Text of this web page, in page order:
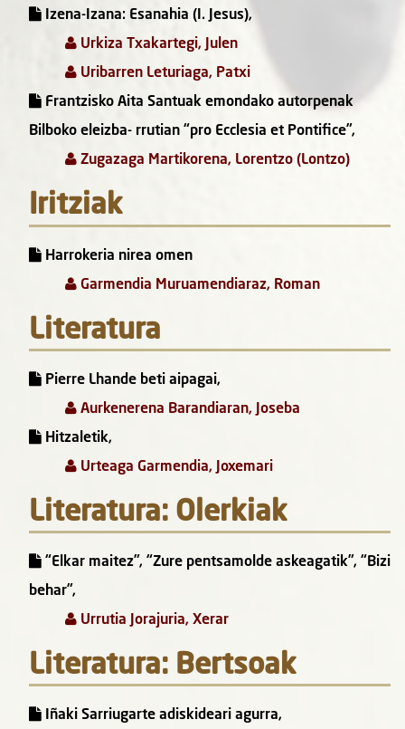
Izena-Izana: Esanahia (I. Jesus),
Urkiza Txakartegi, Julen
Uribarren Leturiaga, Patxi
Frantzisko Aita Santuak emondako autorpenak
Bilboko eleizba- rrutian “pro Ecclesia et Pontifice”,
Zugazaga Martikorena, Lorentzo (Lontzo)
Iritziak
Harrokeria nirea omen
Garmendia Muruamendiaraz, Roman
Literatura
Pierre Lhande beti aipagai,
Aurkenerena Barandiaran, Joseba
Hitzaletik,
Urteaga Garmendia, Joxemari
Literatura: Olerkiak
“Elkar maitez”, “Zure pentsamolde askeagatik”, “Bizi
behar”,
Urrutia Jorajuria, Xerar
Literatura: Bertsoak
Iñaki Sarriugarte adiskideari agurra,